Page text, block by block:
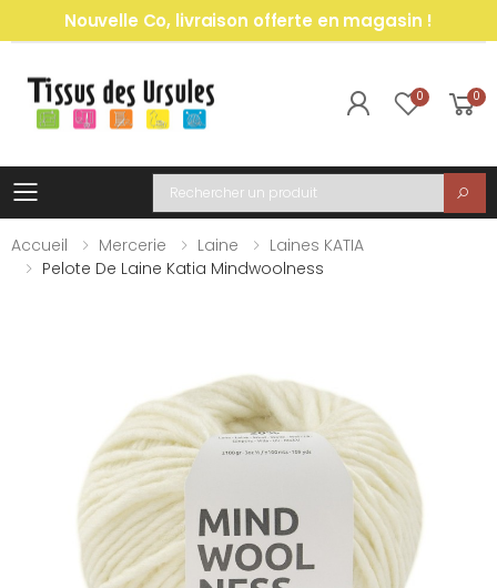
Nouvelle Co, livraison offerte en magasin !
0 0
Toggle mobile menu
Recherche
Accueil
Mercerie Laine
Laines KATIA
Pelote De Laine Katia Mindwoolness